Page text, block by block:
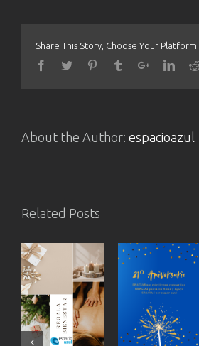
Share This Story, Choose Your Platform!
About the Author: espacioazul
Related Posts